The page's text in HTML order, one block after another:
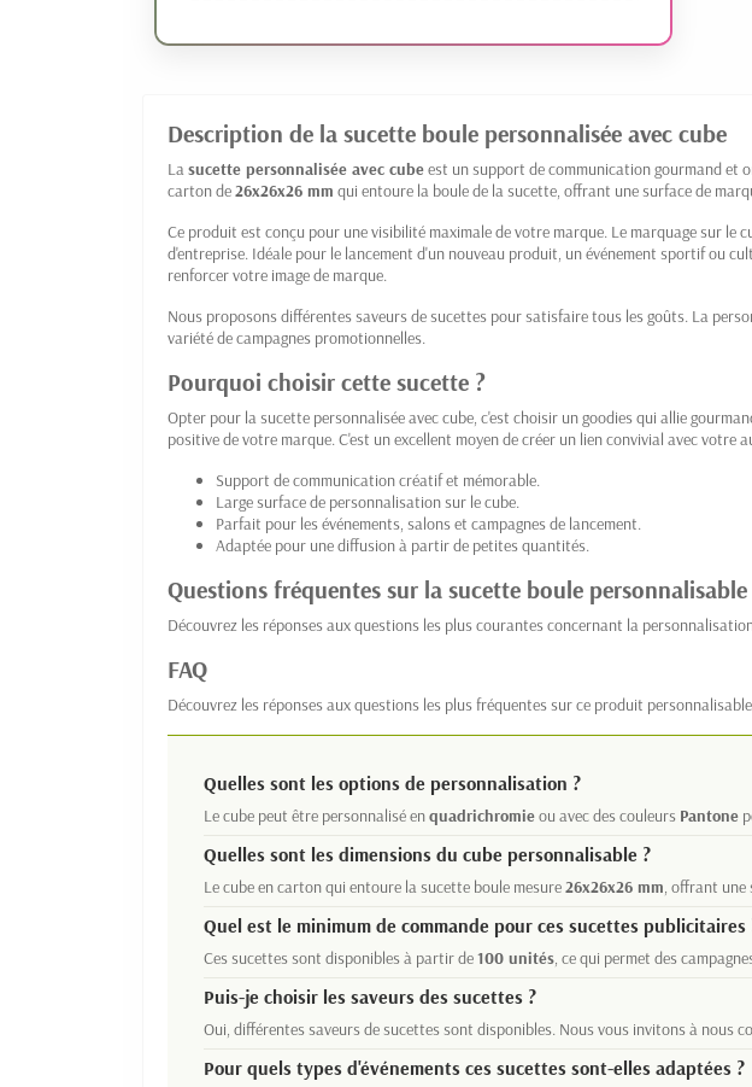
Description de la sucette boule personnalisée avec cube
La sucette personnalisée avec cubeest un support de communication gourmand et
carton de26x26x26 mm qui entoure la boule de la sucette, offrant une surface de
Ce produit est conçu pour une visibilité maximale de votre marque. Le marquage sur le
d'entreprise. Idéale pour le lancement d'un nouveau produit, un événement sportif ou
renforcer votre image de marque.
Nous proposons différentes saveurs de sucettes pour satisfaire tous les goûts. La
variété de campagnes promotionnelles.
Pourquoi choisir cette sucette ?
Opter pour la sucette personnalisée avec cube, c'est choisir un goodies qui allie
positive de votre marque. C'est un excellent moyen de créer un lien convivial avec votre
Support de communication créatif et mémorable.
Large surface de personnalisation sur le cube.
Parfait pour les événements, salons et campagnes de lancement.
Adaptée pour une diffusion à partir de petites quantités.
Questions fréquentes sur la sucette boule personnalisable
Découvrez les réponses aux questions les plus courantes concernant la
FAQ
Découvrez les réponses aux questions les plus fréquentes sur ce produit personnalisable.
Quelles sont les options de personnalisation ?
Le cube peut être personnalisé enquadrichromieou avec des couleurs Pantone
Quelles sont les dimensions du cube personnalisable ?
Le cube en carton qui entoure la sucette boule mesure26x26x26 mm , offrant
Quel est le minimum de commande pour ces sucettes publicitaires
Ces sucettes sont disponibles à partir de100 unités , ce qui permet des
Puis-je choisir les saveurs des sucettes ?
Oui, différentes saveurs de sucettes sont disponibles. Nous vous invitons à nous
Pour quels types d'événements ces sucettes sont-elles adaptées ?